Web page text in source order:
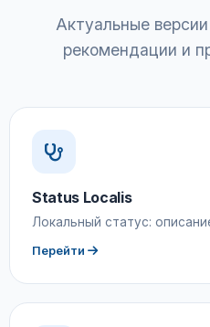
Актуальные
рекомендации и
Status Localis
Локальный статус:
Перейти